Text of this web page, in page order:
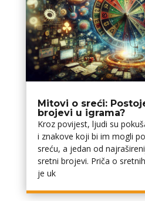
Mitovi o sreći:
brojevi u igrama?
Kroz povijest, ljudi su
i znakove koji bi im mogli
sreću, a jedan od
sretni brojevi. Priča o
je uk